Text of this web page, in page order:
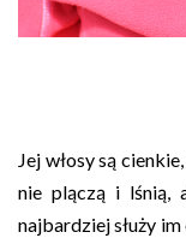
Jej włosy są
nie plączą i lśnią,
najbardziej służy